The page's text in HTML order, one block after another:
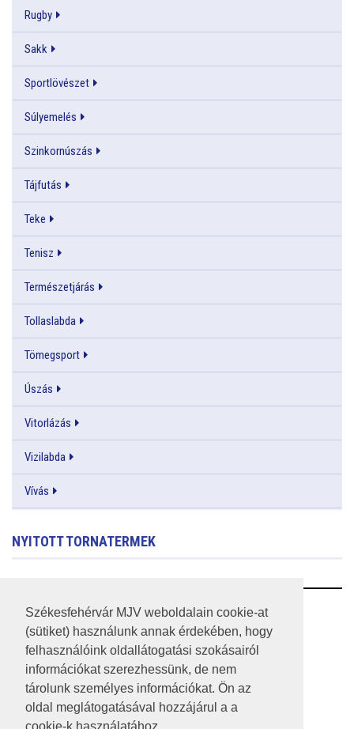
Székesfehérvár MJV weboldalain cookie-at
(sütiket) használunk annak érdekében, hogy
felhasználóink oldallátogatási szokásairól
információkat szerezhessünk, de nem
tárolunk személyes információkat. Ön az
oldal meglátogatásával hozzájárul a a
Rugby
Sakk
Sportlövészet
Súlyemelés
Szinkornúszás
Tájfutás
Teke
Tenisz
Természetjárás
Tollaslabda
Tömegsport
Úszás
Vitorlázás
Vizilabda
Vívás
NYITOTT TORNATERMEK
RSS
A HONLAP 2017.03.31-I ÁLLAPOTA
JOGI NYILATKOZAT
IMPRESSZUM